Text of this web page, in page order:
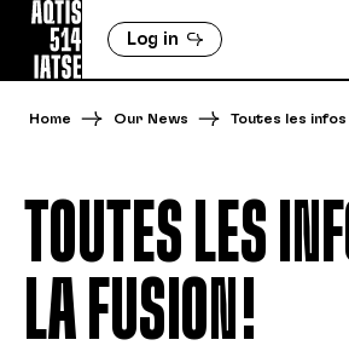
Log in
Home Our News Toutes les
TOUTES LES
LA FUSION!